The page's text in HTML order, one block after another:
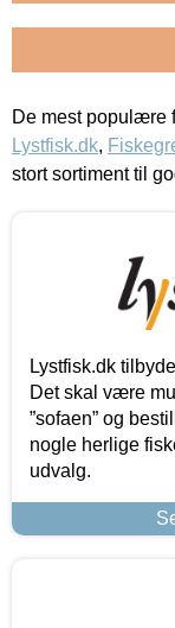
De mest populære
Lystfisk.dk,
stort sortiment til
Lystfisk.dk
Det skal være
”sofaen” og
nogle herlige
udvalg.